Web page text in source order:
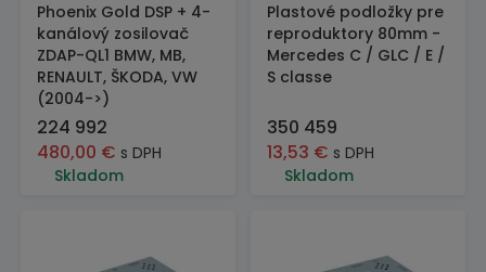
Phoenix Gold DSP + 4-
kanálový zosilovač
ZDAP-QL1 BMW, MB,
RENAULT, ŠKODA, VW
(2004->)
224 992
480,00 € s DPH
Skladom
Plastové podložky pre
reproduktory 80mm -
Mercedes C / GLC / E /
S classe
350 459
13,53 € s DPH
Skladom